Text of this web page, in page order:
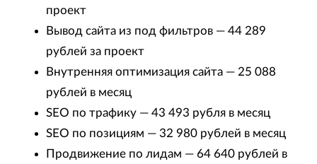
проект
Вывод сайта из под фильтров — 44 289
рублей за проект
Внутренняя оптимизация сайта — 25 088
рублей в месяц
SEO по трафику — 43 493 рубля в месяц
SEO по позициям — 32 980 рублей в месяц
Продвижение по лидам — 64 640 рублей в